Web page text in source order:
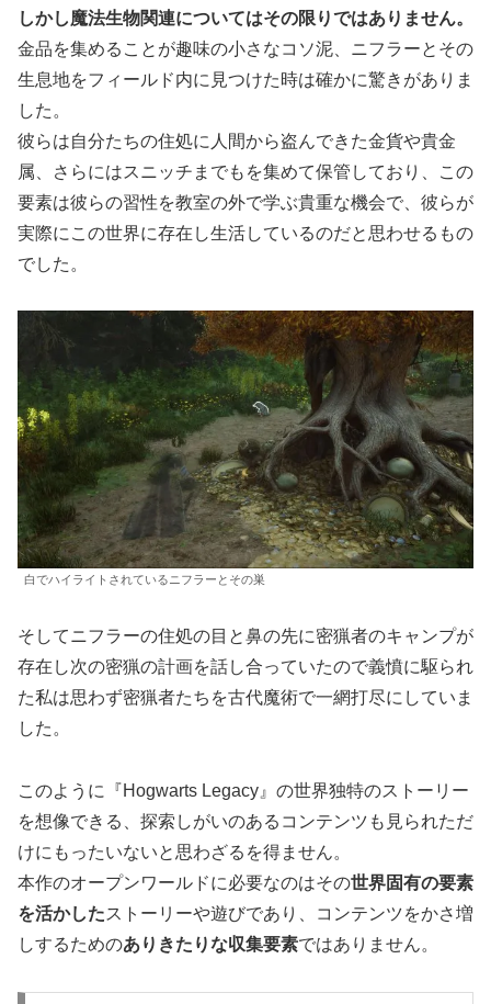
しかし魔法生物関連についてはその限りではありません。
金品を集めることが趣味の小さなコソ泥、ニフラーとその
生息地をフィールド内に見つけた時は確かに驚きがありま
した。
彼らは自分たちの住処に人間から盗んできた金貨や貴金
属、さらにはスニッチまでもを集めて保管しており、この
要素は彼らの習性を教室の外で学ぶ貴重な機会で、彼らが
実際にこの世界に存在し生活しているのだと思わせるもの
でした。
白でハイライトされているニフラーとその巣
そしてニフラーの住処の目と鼻の先に密猟者のキャンプが
存在し次の密猟の計画を話し合っていたので義憤に駆られ
た私は思わず密猟者たちを古代魔術で一網打尽にしていま
した。
このように『Hogwarts Legacy』の世界独特のストーリー
を想像できる、探索しがいのあるコンテンツも見られただ
けにもったいないと思わざるを得ません。
本作のオープンワールドに必要なのはその世界固有の要素
を活かしたストーリーや遊びであり、コンテンツをかさ増
しするためのありきたりな収集要素ではありません。